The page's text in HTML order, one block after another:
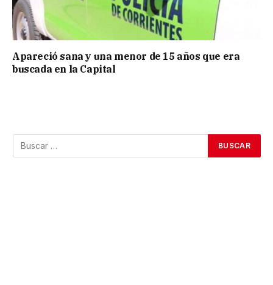
Apareció sana y una menor de 15 años que era
buscada en la Capital